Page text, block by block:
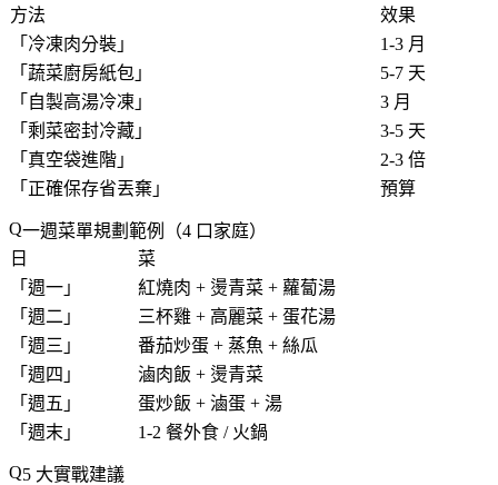
方法
效果
「 冷凍肉分裝 」
1-3 月
「 蔬菜廚房紙包 」
5-7 天
「 自製高湯冷凍 」
3 月
「 剩菜密封冷藏 」
3-5 天
「 真空袋進階 」
2-3 倍
「 正確保存省丟棄 」 預算
一週菜單規劃範例（4 口家庭）
日
菜
「 週一 」
紅燒肉 + 燙青菜 + 蘿蔔湯
「 週二 」
三杯雞 + 高麗菜 + 蛋花湯
「 週三 」
番茄炒蛋 + 蒸魚 + 絲瓜
「 週四 」
滷肉飯 + 燙青菜
「 週五 」
蛋炒飯 + 滷蛋 + 湯
「 週末 」 1-2 餐外食 / 火鍋
5 大實戰建議